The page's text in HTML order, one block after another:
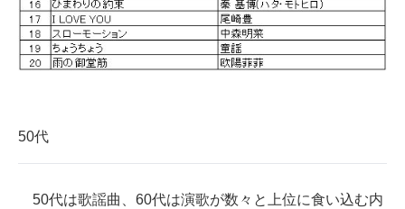
50代
50代は歌謡曲、60代は演歌が数々と上位に食い込む内